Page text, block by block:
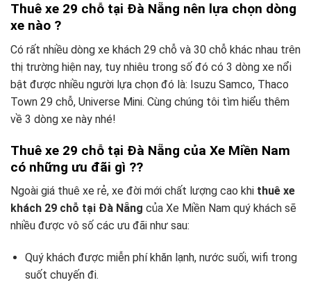
Thuê xe 29 chỗ tại Đà Nẵng nên lựa chọn dòng
xe nào ?
Có rất nhiều dòng xe khách 29 chỗ và 30 chỗ khác nhau trên
thị trường hiện nay, tuy nhiêu trong số đó có 3 dòng xe nổi
bật được nhiều người lựa chọn đó là: Isuzu Samco, Thaco
Town 29 chỗ, Universe Mini. Cùng chúng tôi tìm hiểu thêm
về 3 dòng xe này nhé!
Thuê xe 29 chỗ tại Đà Nẵng của Xe Miền Nam
có những ưu đãi gì ??
Ngoài giá thuê xe rẻ, xe đời mới chất lượng cao khi thuê xe
khách 29 chỗ tại Đà Nẵng của Xe Miền Nam quý khách sẽ
nhiều được vô số các ưu đãi như sau:
Quý khách được miễn phí khăn lạnh, nước suối, wifi trong
suốt chuyến đi.